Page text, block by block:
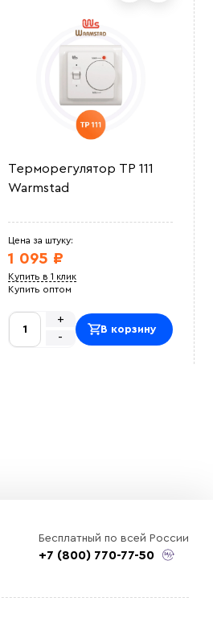
Терморегулятор ТР 111
Warmstad
Цена за штуку:
1 095 ₽
Купить в 1 клик
Купить оптом
-
+
В корзину
Бесплатный по всей России
+7 (800) 770-77-50